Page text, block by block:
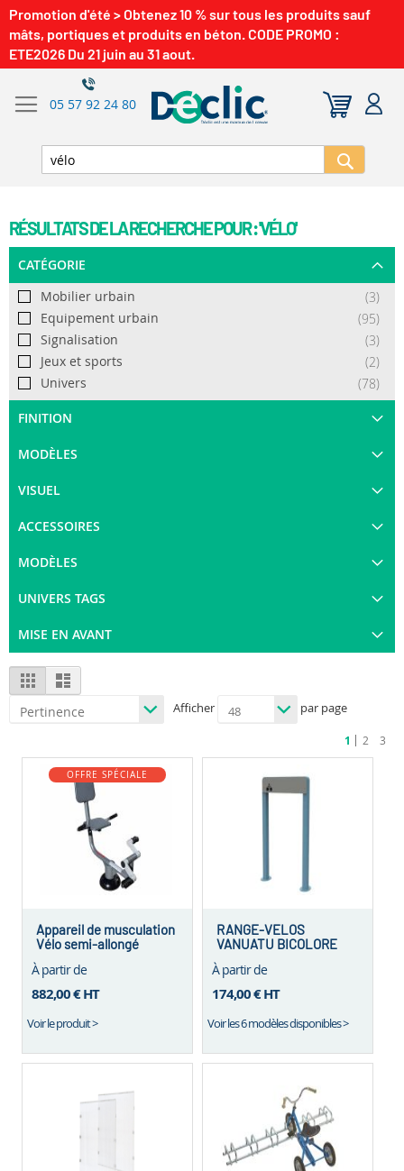
Promotion d'été > Obtenez 10 % sur tous les produits sauf
mâts, portiques et produits en béton. CODE PROMO :
ETE2026 Du 21 juin au 31 aout.
05 57 92 24 80
RÉSULTATS DE LA RECHERCHE POUR : 'VÉLO'
View
as
Grid List
Afficher par page
Page
Vous
êtes
en
1 Page
2 Page
3
OFFRE SPÉCIALE
Appareil de musculation
Vélo semi-allongé
À partir de
882,00 €HT
Voir le produit >
RANGE-VELOS
VANUATU BICOLORE
À partir de
174,00 €HT
Voir les 6 modèles disponibles >
CATÉGORIE
Mobilier urbain
3
articles
Equipement urbain
95
articles
Signalisation
3
articles
Jeux et sports
2
articles
Univers
78
articles
FINITION
MODÈLES
VISUEL
ACCESSOIRES
MODÈLES
UNIVERS TAGS
MISE EN AVANT